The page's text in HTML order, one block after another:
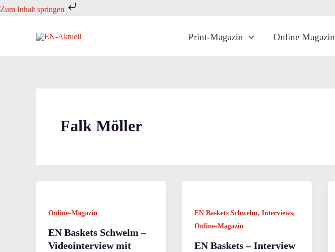
Zum Inhalt springen
Zum
Print-Magazin Online Magazin
Falk Möller
Online-Magazin
EN Baskets Schwelm –
Videointerview mit
EN Baskets Schwelm, Interviews,
Online-Magazin
EN Baskets – Interview